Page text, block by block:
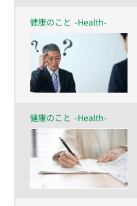
健康のこと -Health-
健康のこと -Health-